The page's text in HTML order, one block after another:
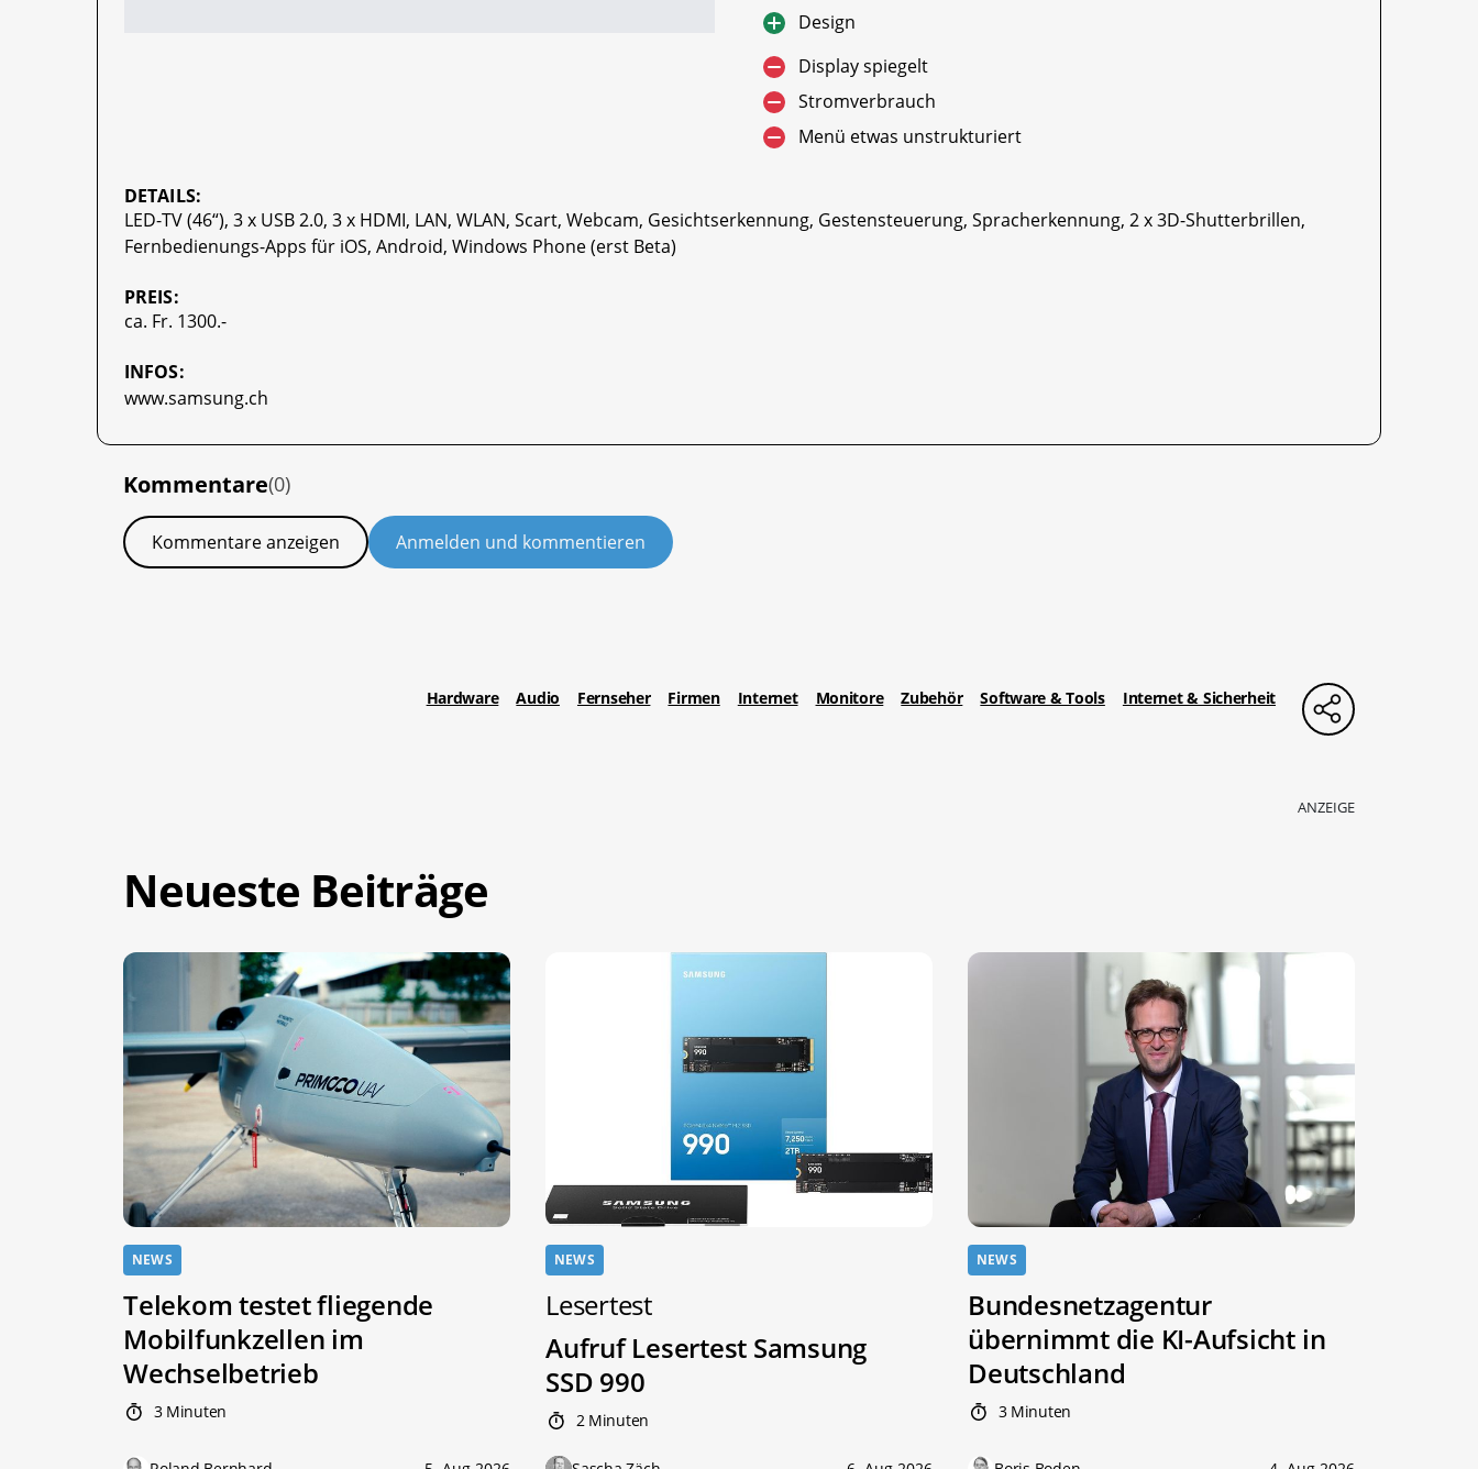
Design
Display spiegelt
Stromverbrauch
Menü etwas unstrukturiert
DETAILS:
LED-TV (46“), 3 x USB 2.0, 3 x HDMI, LAN, WLAN, Scart, Webcam, Gesichtserkennung, Gestensteuerung, Spracherkennung, 2 x 3D-Shutterbrillen,
Fernbedienungs-Apps für iOS, Android, Windows Phone (erst Beta)
PREIS:
ca. Fr. 1300.-
INFOS:
www.samsung.ch
Kommentare(0)
Kommentare anzeigen Anmelden und kommentieren
Hardware Audio Fernseher Firmen Internet Monitore Zubehör Software & Tools Internet & Sicherheit
ANZEIGE
Neueste Beiträge
NEWS
Telekom testet fliegende
Mobilfunkzellen im
Wechselbetrieb
3 Minuten
NEWS
Lesertest
Aufruf Lesertest Samsung
SSD 990
2 Minuten
NEWS
Bundesnetzagentur
übernimmt die KI-Aufsicht in
Deutschland
3 Minuten